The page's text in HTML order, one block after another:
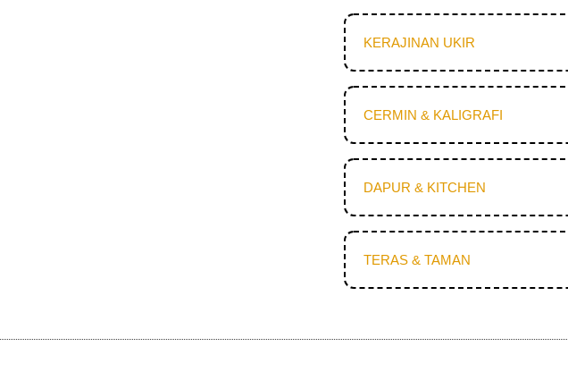
KERAJINAN UKIR
CERMIN & KALIGRAFI
DAPUR & KITCHEN
TERAS & TAMAN